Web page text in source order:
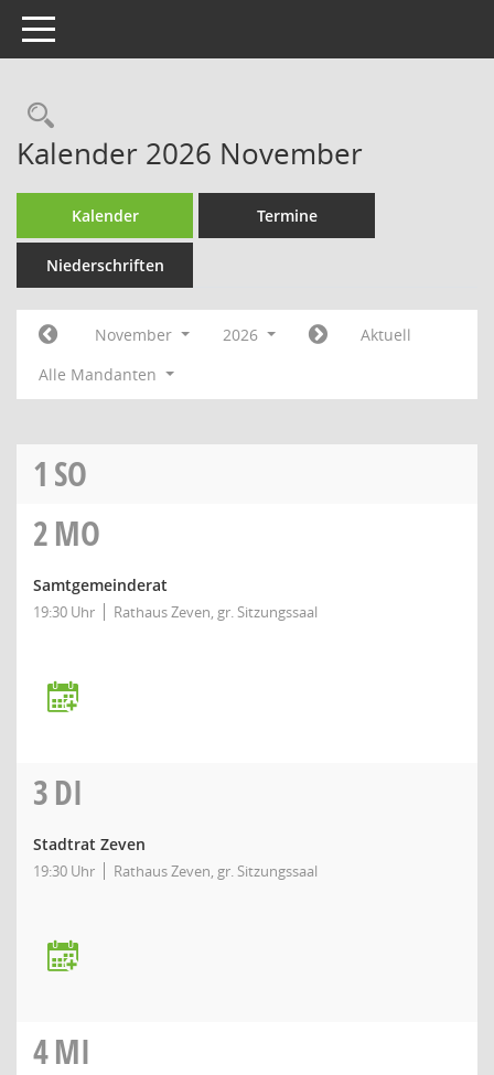
Toggle navigation
Rechercheauswahl
Kalender 2026 November
Kalender Termine
Niederschriften
November 2026
Aktuell
Alle Mandanten
1 SO
2MO
Samtgemeinderat
19:30 Uhr Rathaus Zeven, gr. Sitzungssaal
3DI
Stadtrat Zeven
19:30 Uhr Rathaus Zeven, gr. Sitzungssaal
4MI